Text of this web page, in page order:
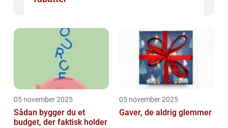
05 november 2025
Sådan bygger du et
budget, der faktisk holder
05 november 2025
Gaver, de aldrig glemmer